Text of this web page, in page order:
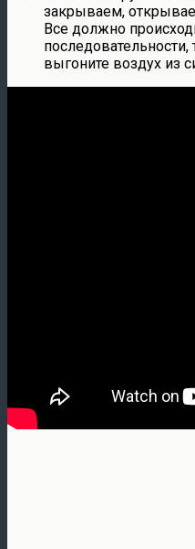
закрываем,
Все должно
выгоните воздух из